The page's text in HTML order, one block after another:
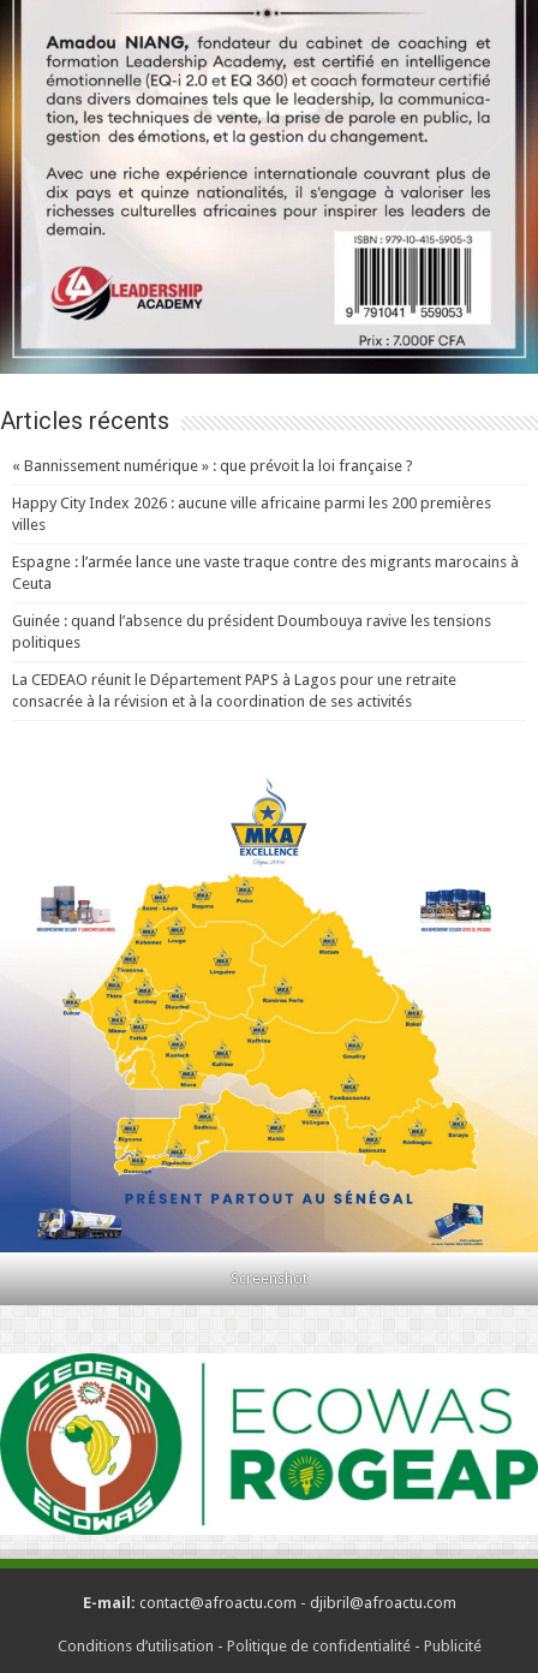
Articles récents
« Bannissement numérique » : que prévoit la loi française ?
Happy City Index 2026 : aucune ville africaine parmi les 200 premières
villes
Espagne : l’armée lance une vaste traque contre des migrants marocains à
Ceuta
Guinée : quand l’absence du président Doumbouya ravive les tensions
politiques
La CEDEAO réunit le Département PAPS à Lagos pour une retraite
consacrée à la révision et à la coordination de ses activités
Screenshot
E-mail: contact@afroactu.com - djibril@afroactu.com
Conditions d’utilisation - Politique de confidentialité- Publicité